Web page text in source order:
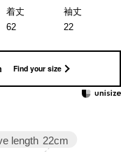
着丈
袖丈
62
22
Find your size
length 22cm